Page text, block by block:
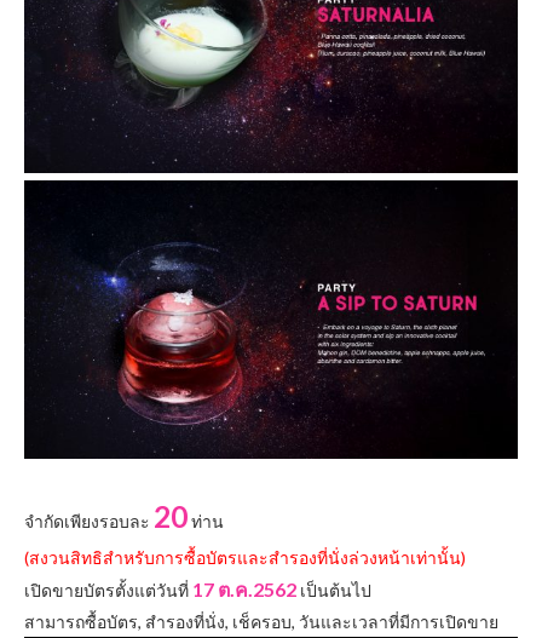
จำกัดเพียงรอบละ 20ท่าน
(สงวนสิทธิสำหรับการซื้อบัตรและสำรองที่นั่งล่วงหน้าเท่านั้น)
เปิดขายบัตรตั้งแต่วันที่ 17 ต.ค.2562 เป็นต้นไป
สามารถซื้อบัตร, สำรองที่นั่ง, เช็ครอบ, วันและเวลาที่มีการเปิดขาย